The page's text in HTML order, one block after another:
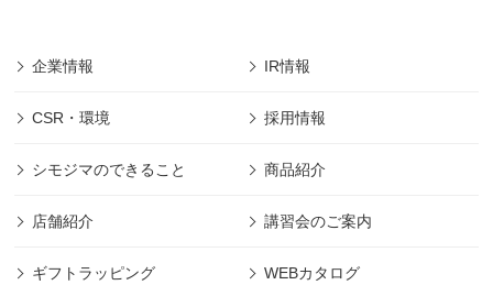
企業情報 IR情報
CSR・環境 採用情報
シモジマのできること 商品紹介
店舗紹介 講習会のご案内
ギフトラッピング WEBカタログ